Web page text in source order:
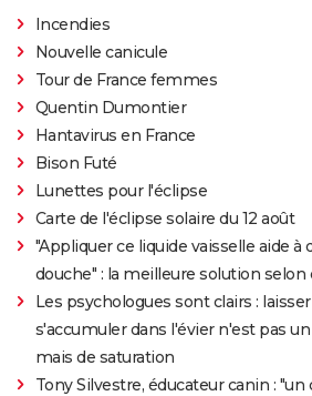
Incendies
Nouvelle canicule
Tour de France femmes
Quentin Dumontier
Hantavirus en France
Bison Futé
Lunettes pour l'éclipse
Carte de l'éclipse solaire du 12 août
"Appliquer ce liquide vaisselle aide à
douche" : la meilleure solution
Les psychologues sont clairs :
s'accumuler dans l'évier n'est pas
mais de saturation
Tony Silvestre, éducateur canin :